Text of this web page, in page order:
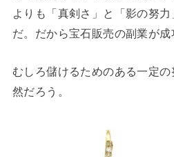
よりも「真剣さ」と「影の努
だ。だから宝石販売の副業が成
むしろ儲けるためのある一定
然だろう。